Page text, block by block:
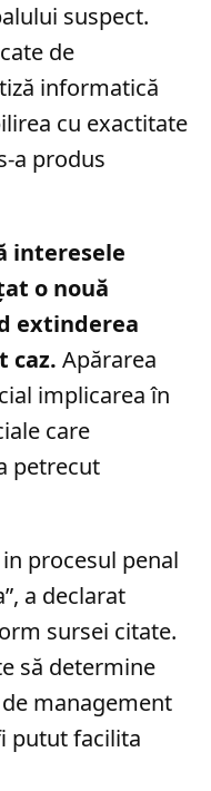
suspect.
de
informatică
cu exactitate
a produs
interesele
o nouă
extinderea
caz. Apărarea
implicarea în
care
petrecut
procesul penal
a declarat
sursei citate.
să determine
management
putut facilita